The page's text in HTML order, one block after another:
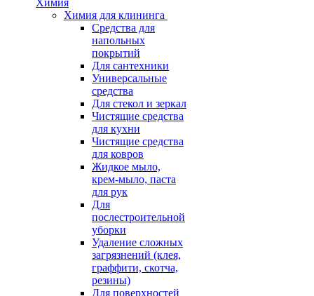
Химия
Химия для клининга
Средства для
напольных
покрытий
Для сантехники
Универсальные
средства
Для стекол и зеркал
Чистящие средства
для кухни
Чистящие средства
для ковров
Жидкое мыло,
крем-мыло, паста
для рук
Для
послестроительной
уборки
Удаление сложных
загрязнений (клея,
граффити, скотча,
резины)
Для поверхностей